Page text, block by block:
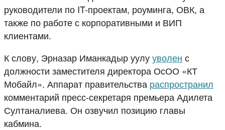
руководители по IT-проектам, роуминга, ОВК, а
также по работе с корпоративными и ВИП
клиентами.
К слову, Эрназар Иманкадыр уулууволен с
должности заместителя директора ОсОО «КТ
Мобайл». Аппарат правительства распространил
комментарий пресс-секретаря премьера Адилета
Султаналиева. Он озвучил позицию главы
кабмина.